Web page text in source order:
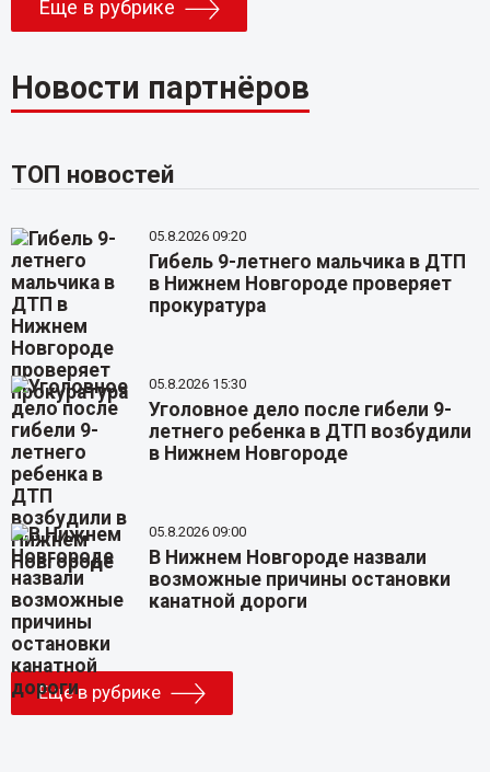
Еще в рубрике
Новости партнёров
ТОП новостей
05.8.2026 09:20
Гибель 9-летнего мальчика в ДТП
в Нижнем Новгороде проверяет
прокуратура
05.8.2026 15:30
Уголовное дело после гибели 9-
летнего ребенка в ДТП возбудили
в Нижнем Новгороде
05.8.2026 09:00
В Нижнем Новгороде назвали
возможные причины остановки
канатной дороги
Еще в рубрике